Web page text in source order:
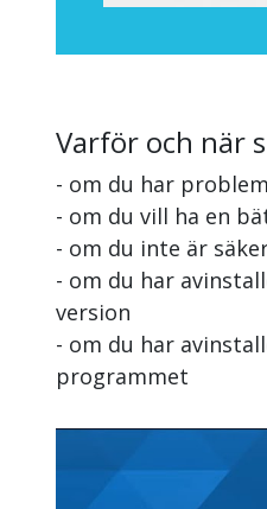
Varför och när
- om du har
- om du vill ha en
- om du inte är
- om du har
version
- om du har
programmet